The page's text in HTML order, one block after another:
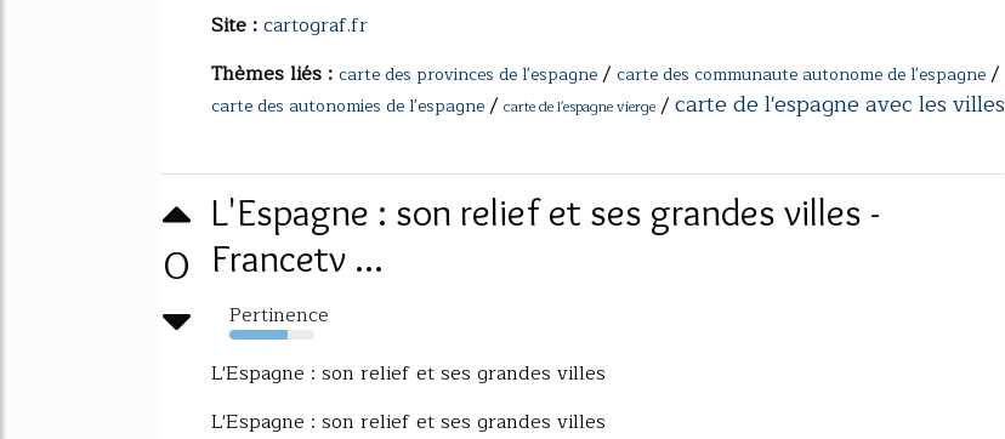
Site :cartograf.fr
Thèmes liés : carte des provinces de l'espagne/ carte des communaute autonome de l'espagne/
carte des autonomies de l'espagne/ carte de l'espagne vierge /carte de l'espagne avec les villes
0
L'Espagne : son relief et ses grandes villes -
Francetv ...
Pertinence
68%
L'Espagne : son relief et ses grandes villes
L'Espagne : son relief et ses grandes villes